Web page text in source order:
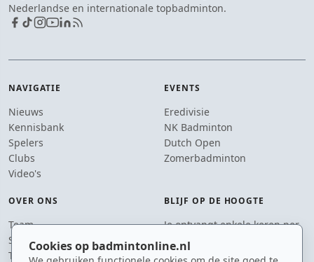
Cookies op badmintonline.nl
Nederlandse en internationale topbadminton.
NAVIGATIE
Nieuws
Kennisbank
Spelers
Clubs
Video's
EVENTS
Eredivisie
NK Badminton
Dutch Open
Zomerbadminton
OVER ONS
Team
Supporters
Tip de redactie
BLIJF OP DE HOOGTE
Je ontvangt enkele keren per
jaar een e-mail met het
laatste badmintonnieuws.